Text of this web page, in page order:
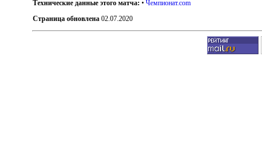
Технические данные этого матча: •Чемпионат.com
Страница обновлена 02.07.2020